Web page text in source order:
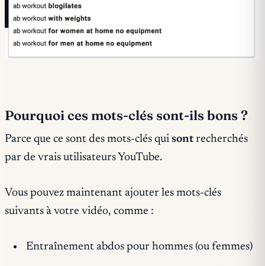
Pourquoi ces mots-clés sont-ils bons ?
Parce que ce sont des mots-clés qui sontrecherchés
par de vrais utilisateurs YouTube.
Vous pouvez maintenant ajouter les mots-clés
suivants à votre vidéo, comme :
Entraînement abdos pour hommes (ou femmes)